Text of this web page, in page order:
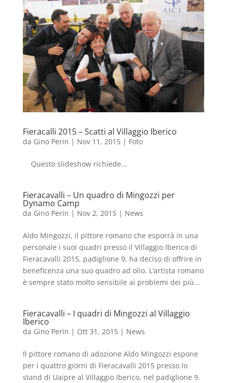
Fieracalli 2015 – Scatti al Villaggio Iberico
da Gino Perin | Nov 11, 2015| Foto
Questo slideshow richiede...
Fieracavalli – Un quadro di Mingozzi per
Dynamo Camp
da Gino Perin | Nov 2, 2015| News
Aldo Mingozzi, il pittore romano che esporrà in una
personale i suoi quadri presso il Villaggio Iberico di
Fieracavalli 2015, padiglione 9, ha deciso di offrire in
beneficenza una suo quadro ad olio. L’artista romano
è sempre stato molto sensibile ai problemi dei più...
Fieracavalli – I quadri di Mingozzi al Villaggio
Iberico
da Gino Perin | Ott 31, 2015| News
Il pittore romano di adozione Aldo Mingozzi espone
per i quattro giorni di Fieracavalli 2015 presso lo
stand di Uaipre al Villaggio Iberico, nel padiglione 9.